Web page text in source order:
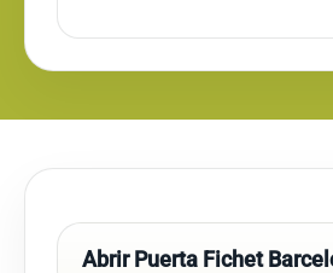
Abrir Puerta Fichet